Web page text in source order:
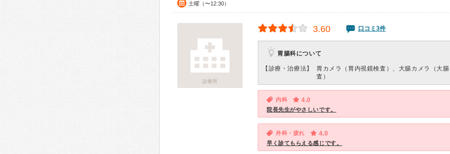
土曜（〜12:30）
診療所
3.60 口コミ3件
胃腸科について
【診療・治療法】
胃カメラ（胃内視鏡検査）、大腸カメラ（大
査）
内科 4.0
院長先生がやさしいです。
外科・疲れ 4.0
早く診てもらえる感じです。